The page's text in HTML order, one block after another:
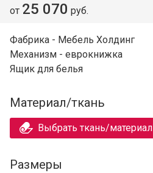
от 25 070 руб.
Фабрика - Мебель Холдинг
Механизм - еврокнижка
Ящик для белья
Материал/ткань
Выбрать ткань/материал
Размеры